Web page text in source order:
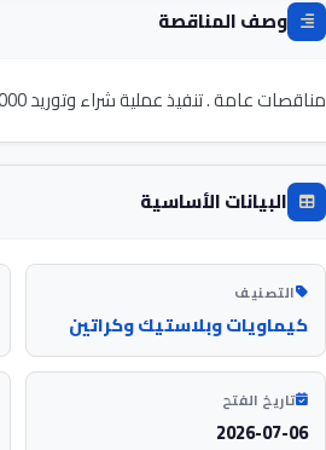
وصف المناقصة
مناقصات عامة . تنفيذ عملية شراء وتوريد 30000 شيكارة بلاستيك و 3 طن اكياس سمراء التابعة لها مديرية الصحة بالقليوبية
البيانات الأساسية
التصنيف
كيماويات وبلاستيك وكراتين
تاريخ الفتح
2026-07-06